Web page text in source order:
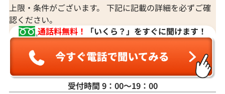
上限・条件がございます。 下記に記載の詳細を必ずご確
認ください。
通話料無料！
「いくら？」をすぐに聞けます！
受付時間 9：00〜19：00